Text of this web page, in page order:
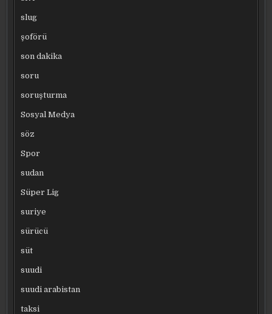
slug
şoförü
son dakika
soru
soruşturma
Sosyal Medya
söz
Spor
sudan
Süper Lig
suriye
sürücü
süt
suudi
suudi arabistan
taksi